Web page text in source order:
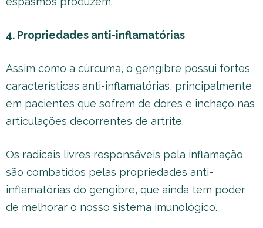
4. Propriedades anti-inflamatórias
Assim como a cúrcuma, o gengibre possui fortes
características anti-inflamatórias, principalmente
em pacientes que sofrem de dores e inchaço nas
articulações decorrentes de artrite.
Os radicais livres responsáveis pela inflamação
são combatidos pelas propriedades anti-
inflamatórias do gengibre, que ainda tem poder
de melhorar o nosso sistema imunológico.